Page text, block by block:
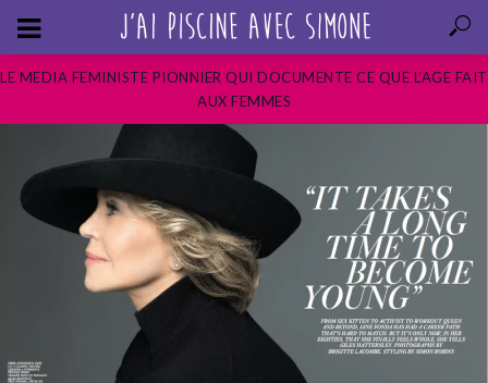
LE MEDIA FEMINISTE PIONNIER QUI DOCUMENTE CE QUE L’AGE FAIT
AUX FEMMES